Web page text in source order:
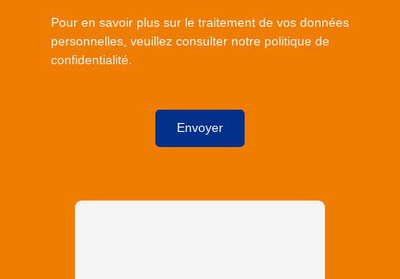
Pour en savoir plus sur le traitement de vos données
personnelles, veuillez consulter notre politique de
confidentialité
Envoyer